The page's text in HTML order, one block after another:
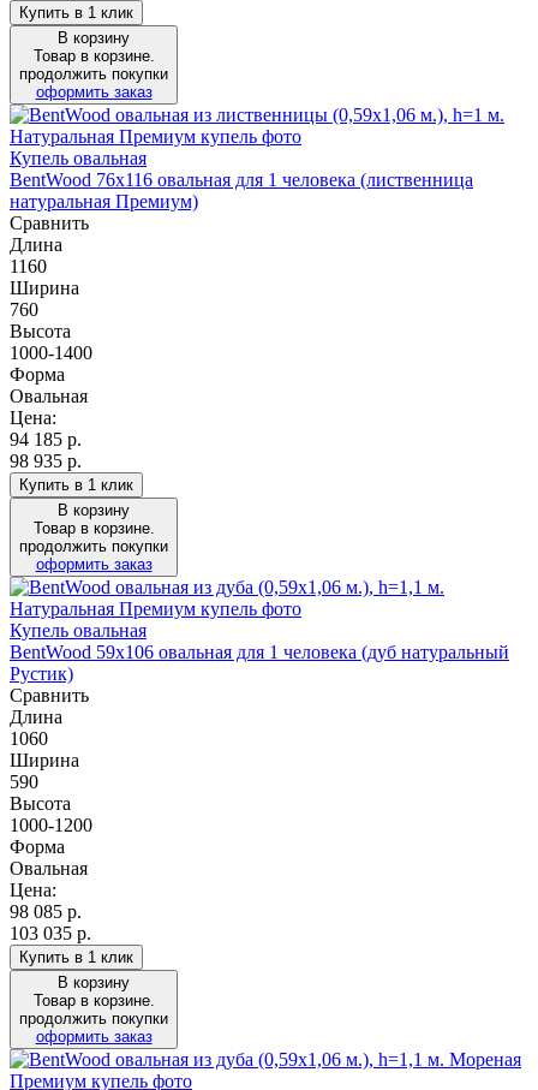
Купить в 1 клик
В корзину
Товар в корзине.
продолжить покупки
оформить заказ
Купель овальная
BentWood 76х116 овальная для 1 человека (лиственница
натуральная Премиум)
Сравнить
Длина
1160
Ширина
760
Высота
1000-1400
Форма
Овальная
Цена:
94 185 р.
98 935 р.
Купить в 1 клик
В корзину
Товар в корзине.
продолжить покупки
оформить заказ
Купель овальная
BentWood 59х106 овальная для 1 человека (дуб натуральный
Рустик)
Сравнить
Длина
1060
Ширина
590
Высота
1000-1200
Форма
Овальная
Цена:
98 085 р.
103 035 р.
Купить в 1 клик
В корзину
Товар в корзине.
продолжить покупки
оформить заказ